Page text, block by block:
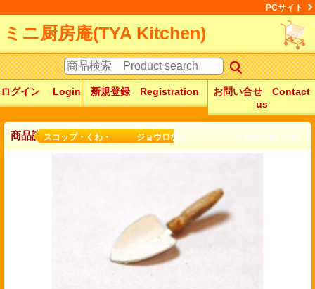
PCサイト
ミニ厨房庵(TYA Kitchen)
ログイン Login 新規登録 Registration
お問い合せ Contact
us
商品詳細スコップ・くわ・ ジョウロなど： a watering can...